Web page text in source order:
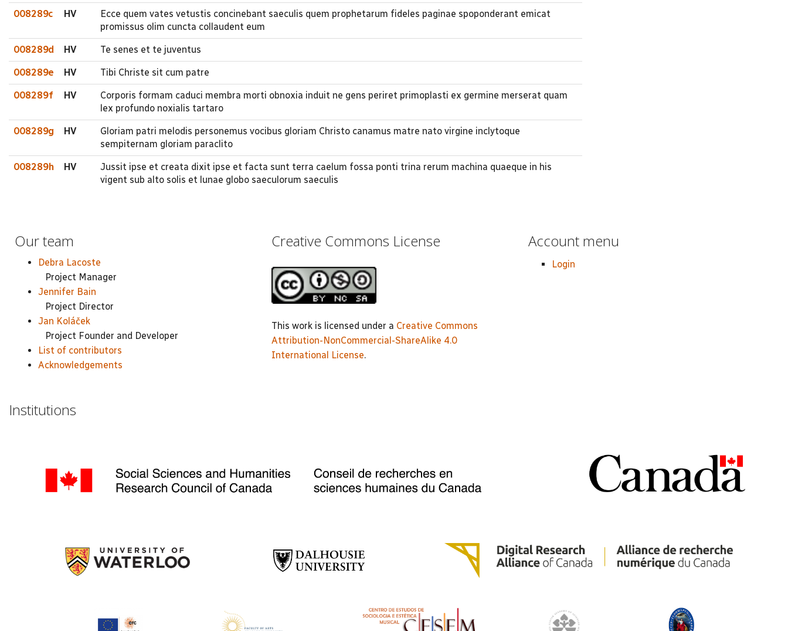
008289c HV
Ecce quem vates vetustis concinebant saeculis quem prophetarum fideles paginae spoponderant emicat
promissus olim cuncta collaudent eum
008289d HV Te senes et te juventus
008289e HV Tibi Christe sit cum patre
008289f HV
Corporis formam caduci membra morti obnoxia induit ne gens periret primoplasti ex germine merserat quam
lex profundo noxialis tartaro
008289g HV
Gloriam patri melodis personemus vocibus gloriam Christo canamus matre nato virgine inclytoque
sempiternam gloriam paraclito
008289h HV
Jussit ipse et creata dixit ipse et facta sunt terra caelum fossa ponti trina rerum machina quaeque in his
vigent sub alto solis et lunae globo saeculorum saeculis
Our team
Debra Lacoste
Project Manager
Jennifer Bain
Project Director
Jan Koláček
Project Founder and Developer
List of contributors
Acknowledgements
Creative Commons License
This work is licensed under a Creative Commons
Attribution-NonCommercial-ShareAlike 4.0
International License.
Account menu
Login
Institutions